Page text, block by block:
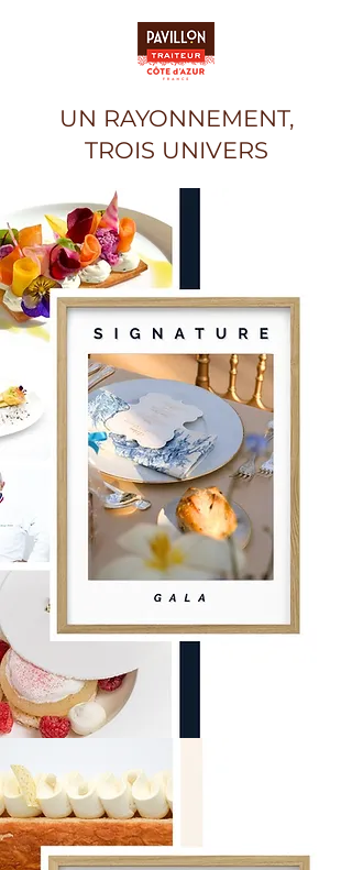
UN RAYONNEMENT,
TROIS UNIVERS